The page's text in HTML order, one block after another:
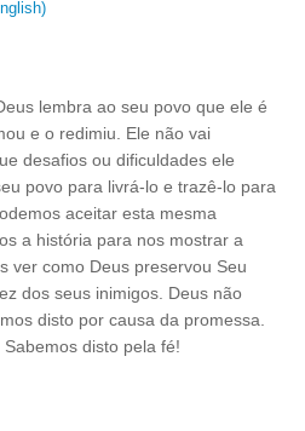
lembra ao seu povo que ele é
e o redimiu. Ele não vai
desafios ou dificuldades ele
povo para livrá-lo e trazê-lo para
aceitar esta mesma
a história para nos mostrar a
ver como Deus preservou Seu
dos seus inimigos. Deus não
disto por causa da promessa.
disto pela fé!